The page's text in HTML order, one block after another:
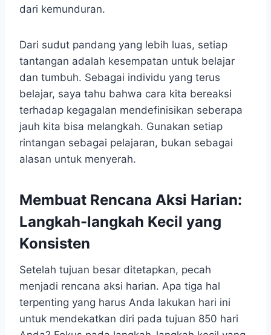
dari kemunduran.
Dari sudut pandang yang lebih luas, setiap
tantangan adalah kesempatan untuk belajar
dan tumbuh. Sebagai individu yang terus
belajar, saya tahu bahwa cara kita bereaksi
terhadap kegagalan mendefinisikan seberapa
jauh kita bisa melangkah. Gunakan setiap
rintangan sebagai pelajaran, bukan sebagai
alasan untuk menyerah.
Membuat Rencana Aksi Harian:
Langkah-langkah Kecil yang
Konsisten
Setelah tujuan besar ditetapkan, pecah
menjadi rencana aksi harian. Apa tiga hal
terpenting yang harus Anda lakukan hari ini
untuk mendekatkan diri pada tujuan 850 hari